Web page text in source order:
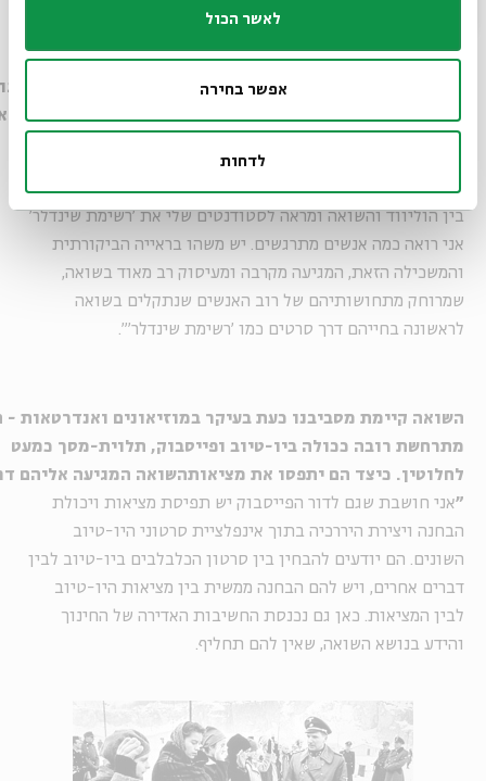
לאשר הכול
אפשר בחירה
לדחות
ההוליוודי של
משהו
להפוך
"באופן כללי אני מאוד לא מסכימה עם הביקורת כלפי תיעוד
השואה ההוליוודי. בכל פעם שאני מגיעה בקורסים שלי לחיבור
בין הוליווד והשואה ומראה לסטודנטים שלי את 'רשימת שינדלר'
אני רואה כמה אנשים מתרגשים. יש משהו בראייה הביקורתית
והמשכילה הזאת, המגיעה מקרבה ומעיסוק רב מאוד בשואה,
שמרוחק מתחושותיהם של רוב האנשים שנתקלים בשואה
לראשונה בחייהם דרך סרטים כמו 'רשימת שינדלר'".
השואה קיימת מסביבנו כעת בעיקר במוזיאונים ואנדרטאות -
מתרחשת רובה ככולה ביו-טיוב ופייסבוק, תלוית-מסך כמעט
לחלוטין. כיצד הם יתפסו את מציאותהשואה המגיעה אליהם
"אני חושבת שגם לדור הפייסבוק יש תפיסת מציאות ויכולת
הבחנה ויצירת היררכיה בתוך אינפלציית סרטוני היו-טיוב
השונים. הם יודעים להבחין בין סרטון הכלבלבים ביו-טיוב לבין
דברים אחרים, ויש להם הבחנה ממשית בין מציאות היו-טיוב
לבין המציאות. כאן גם נכנסת החשיבות האדירה של החינוך
והידע בנושא השואה, שאין להם תחליף.